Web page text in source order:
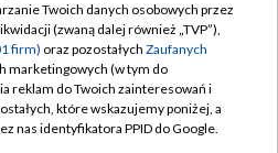
TVP
prywatności
zgody
Pomoc
Twoich danych osobowych przez
(zwaną dalej również „TVP”),
firm) oraz pozostałych Zaufanych
marketingowych (w tym do
reklam do Twoich zainteresowań i
które wskazujemy poniżej, a
nas identyfikatora PPID do Google.